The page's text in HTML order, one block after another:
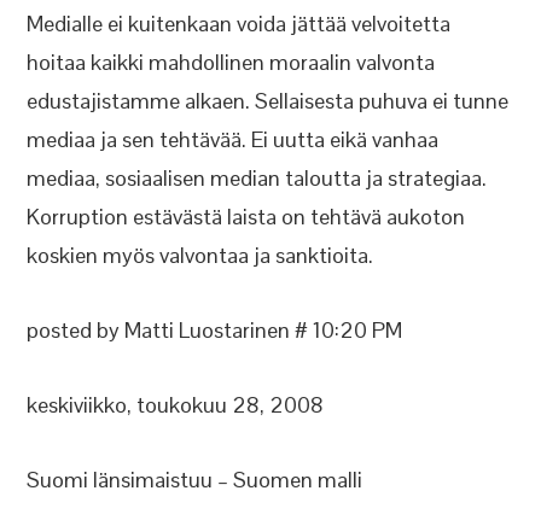
Medialle ei kuitenkaan voida jättää velvoitetta
hoitaa kaikki mahdollinen moraalin valvonta
edustajistamme alkaen. Sellaisesta puhuva ei tunne
mediaa ja sen tehtävää. Ei uutta eikä vanhaa
mediaa, sosiaalisen median taloutta ja strategiaa.
Korruption estävästä laista on tehtävä aukoton
koskien myös valvontaa ja sanktioita.
posted by Matti Luostarinen # 10:20 PM
keskiviikko, toukokuu 28, 2008
Suomi länsimaistuu – Suomen malli